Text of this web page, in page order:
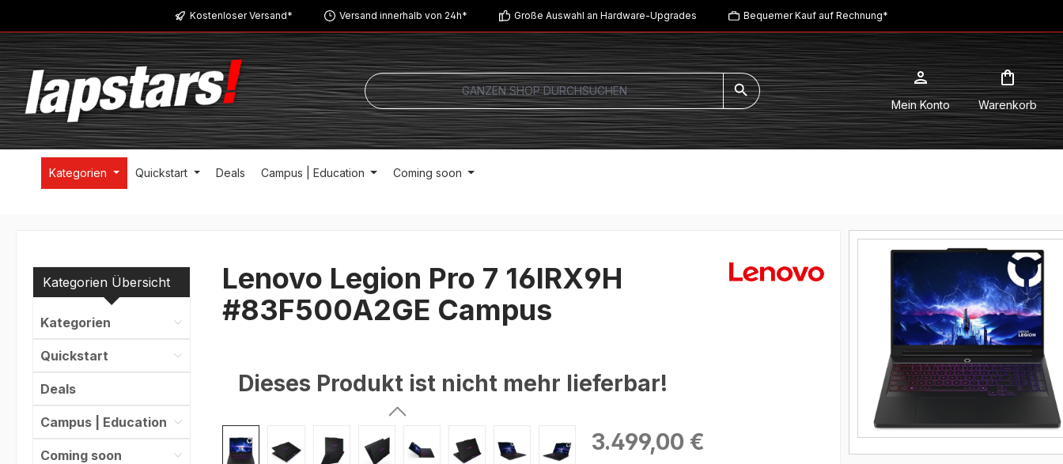
Zur Hauptnavigation springenKostenloser Versand* Versand innerhalb von 24h* Große Auswahl an Hardware-Upgrades Bequemer Kauf auf Rechnung*
Mein Konto Warenkorb
Kategorien Quickstart Deals Campus | Education Coming soon
Kategorien Übersicht
Kategorien
Quickstart
Deals
Campus | Education
Coming soon
Lenovo Legion Pro 7 16IRX9H
#83F500A2GE Campus
Dieses Produkt ist nicht mehr lieferbar!
Bildergalerie überspringen Regulärer Preis:
3.499,00 €